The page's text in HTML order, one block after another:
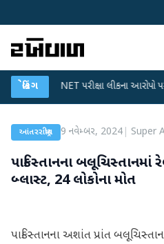
બ્રેકિંગ
UGC-NET પરીક્ષા લીકના આરોપો પર રાહુલ
આંતરરાષ્ટ્રીય 9 નવેમ્બર, 2024| Super
પાકિસ્તાનના
બ્લાસ્ટ, 24 લોકોના મોત
પાકિસ્તાનના અશાંત પ્રાંત